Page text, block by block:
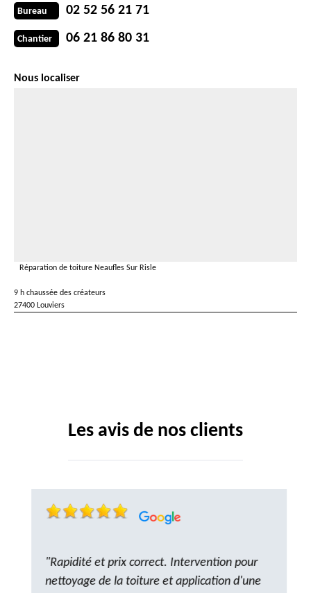
Bureau 02 52 56 21 71
Chantier 06 21 86 80 31
Nous localiser
Réparation de toiture Neaufles Sur Risle
9 h chaussée des créateurs
27400 Louviers
Les avis de nos clients
"Rapidité et prix correct. Intervention pour
nettoyage de la toiture et application d'une